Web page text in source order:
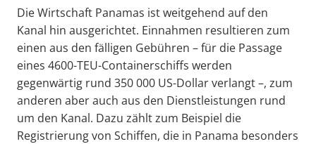
Die Wirtschaft Panamas ist weitgehend auf den
Kanal hin ausgerichtet. Einnahmen resultieren zum
einen aus den fälligen Gebühren – für die Passage
eines 4600-TEU-Containerschiffs werden
gegenwärtig rund 350 000 US-Dollar verlangt –, zum
anderen aber auch aus den Dienstleistungen rund
um den Kanal. Dazu zählt zum Beispiel die
Registrierung von Schiffen, die in Panama besonders